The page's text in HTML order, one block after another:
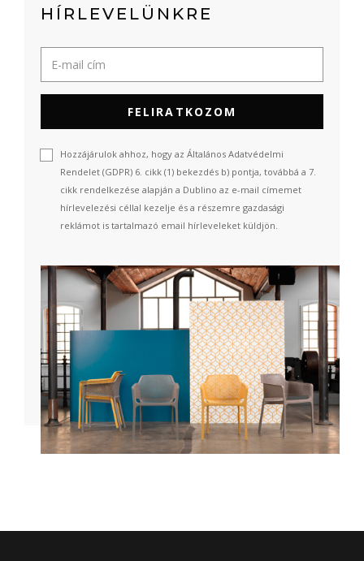
HÍRLEVELÜNKRE
FELIRATKOZOM
Hozzájárulok ahhoz, hogy az Általános Adatvédelmi
Rendelet (GDPR) 6. cikk (1) bekezdés b) pontja, továbbá a 7.
cikk rendelkezése alapján a Dublino az e-mail címemet
hírlevelezési céllal kezelje és a részemre gazdasági
reklámot is tartalmazó email hírleveleket küldjön.